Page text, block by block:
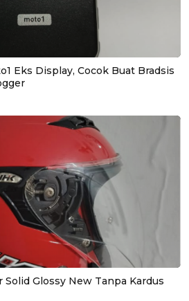
Eks Display, Cocok Buat Bradsis
Solid Glossy New Tanpa Kardus